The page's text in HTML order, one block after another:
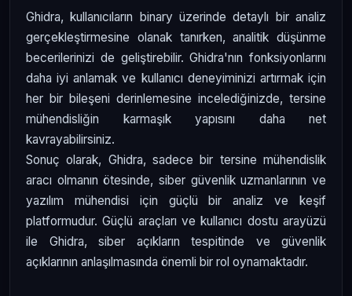
Ghidra, kullanıcıların binary üzerinde detaylı bir analiz
gerçekleştirmesine olanak tanırken, analitik düşünme
becerilerinizi de geliştirebilir. Ghidra'nın fonksiyonlarını
daha iyi anlamak ve kullanıcı deneyiminizi artırmak için
her bir bileşeni derinlemesine incelediğinizde, tersine
mühendisliğin karmaşık yapısını daha net
kavrayabilirsiniz.
Sonuç olarak, Ghidra, sadece bir tersine mühendislik
aracı olmanın ötesinde, siber güvenlik uzmanlarının ve
yazılım mühendisi için güçlü bir analiz ve keşif
platformudur. Güçlü araçları ve kullanıcı dostu arayüzü
ile Ghidra, siber açıkların tespitinde ve güvenlik
açıklarının anlaşılmasında önemli bir rol oynamaktadır.